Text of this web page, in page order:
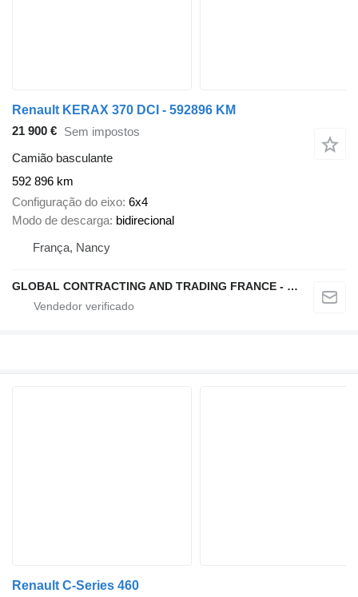
Renault KERAX 370 DCI - 592896 KM
21 900 € Sem impostos
Camião basculante
592 896 km
Configuração do eixo 6x4
Modo de descarga bidirecional
França, Nancy
GLOBAL CONTRACTING AND TRADING FRANCE - GCTF
Renault C-Series 460